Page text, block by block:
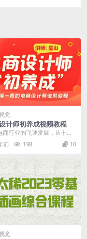
觉
计师初养成视频教程
商行业的飞速发展，从十年
货就能卖到如今的线上激烈
商家们使尽办法...
前 198 10
觉